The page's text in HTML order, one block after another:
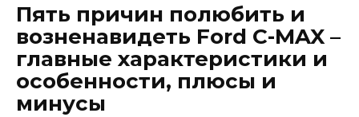
Пять причин полюбить и
возненавидеть Ford C-MAX –
главные характеристики и
особенности, плюсы и
минусы